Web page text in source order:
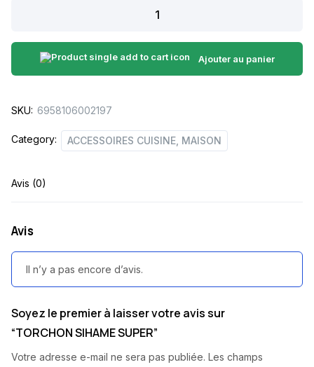
SUPER
quantity
Ajouter au panier
SKU: 6958106002197
Category: ACCESSOIRES CUISINE, MAISON
Avis (0)
Avis
Il n’y a pas encore d’avis.
Soyez le premier à laisser votre avis sur
“TORCHON SIHAME SUPER”
Votre adresse e-mail ne sera pas publiée. Les champs